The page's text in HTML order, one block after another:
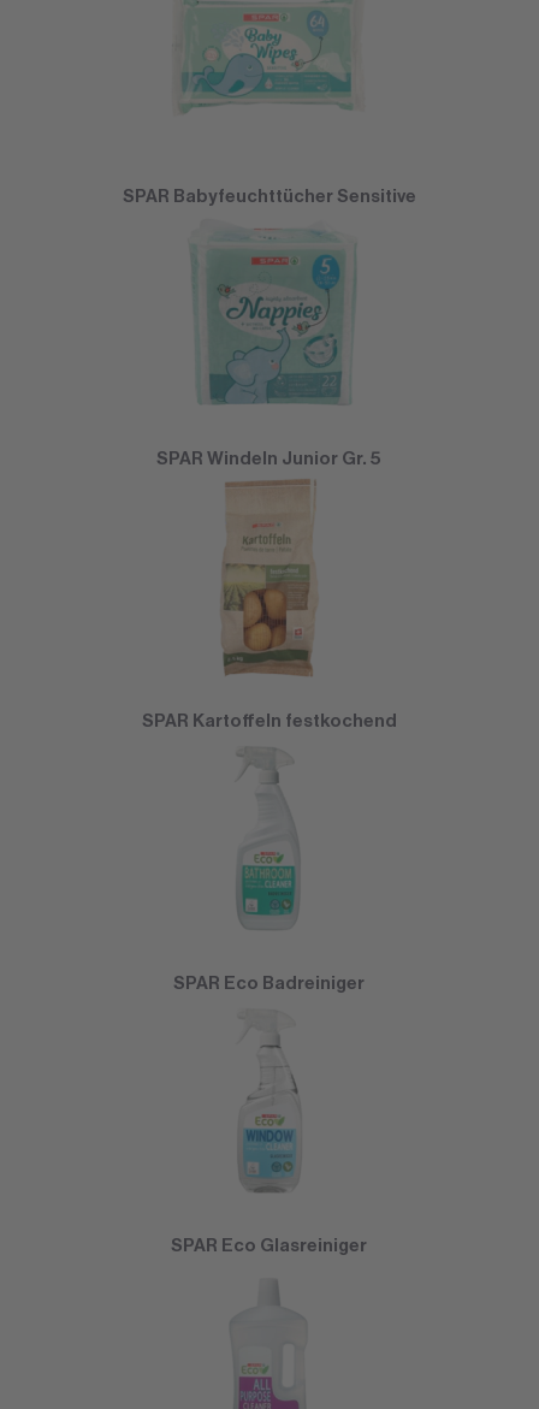
SPAR Babyfeuchttücher Sensitive
SPAR Windeln Junior Gr. 5
SPAR Kartoffeln festkochend
SPAR Eco Badreiniger
SPAR Eco Glasreiniger